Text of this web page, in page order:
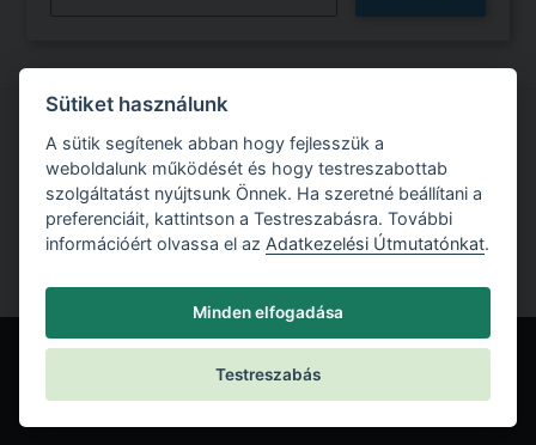
Próbálja ki a GEO5 szoftverrel való munkát
Ingyenes próbaverzió
Sütiket használunk
A sütik segítenek abban hogy fejlesszük a
weboldalunk működését és hogy testreszabottab
szolgáltatást nyújtsunk Önnek. Ha szeretné beállítani a
preferenciáit, kattintson a Testreszabásra. További
információért olvassa el az Adatkezelési Útmutatónkat.
Minden elfogadása
Testreszabás